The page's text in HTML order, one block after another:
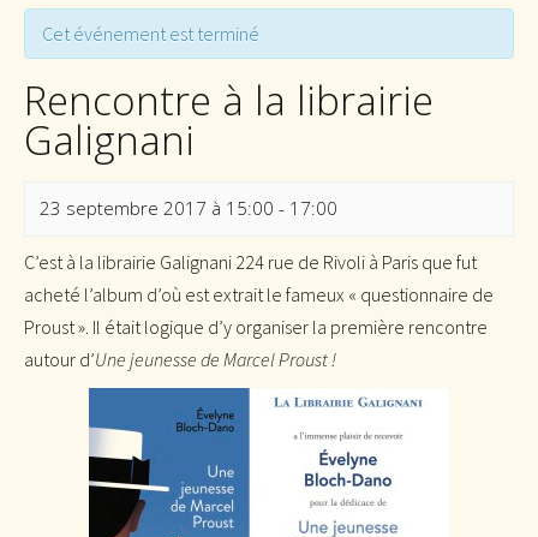
Cet événement est terminé
Rencontre à la librairie
Galignani
23 septembre 2017 à 15:00 - 17:00
C’est à la librairie Galignani 224 rue de Rivoli à Paris que fut
acheté l’album d’où est extrait le fameux « questionnaire de
Proust ». Il était logique d’y organiser la première rencontre
autour d’Une jeunesse de Marcel Proust !